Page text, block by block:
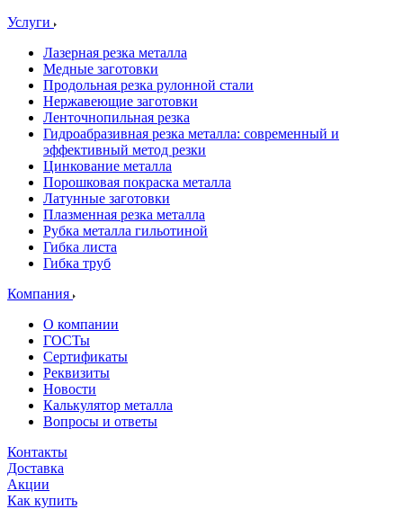
Услуги
Лазерная резка металла
Медные заготовки
Продольная резка рулонной стали
Нержавеющие заготовки
Ленточнопильная резка
Гидроабразивная резка металла: современный и
эффективный метод резки
Цинкование металла
Порошковая покраска металла
Латунные заготовки
Плазменная резка металла
Рубка металла гильотиной
Гибка листа
Гибка труб
Компания
О компании
ГОСТы
Сертификаты
Реквизиты
Новости
Калькулятор металла
Вопросы и ответы
Контакты
Доставка
Акции
Как купить